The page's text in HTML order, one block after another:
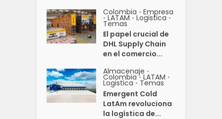
Colombia • Empresa
• LATAM • Logistica •
Temas
El papel crucial de
DHL Supply Chain
en el comercio...
Almacenaje •
Colombia • LATAM •
Logistica • Temas
Emergent Cold
LatAm revoluciona
la logística de...